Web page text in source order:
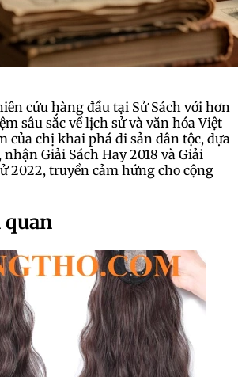
cứu hàng đầu tại Sử Sách với hơn
sâu sắc về lịch sử và văn hóa Việt
của chị khai phá di sản dân tộc, dựa
Giải Sách Hay 2018 và Giải
2022, truyền cảm hứng cho cộng